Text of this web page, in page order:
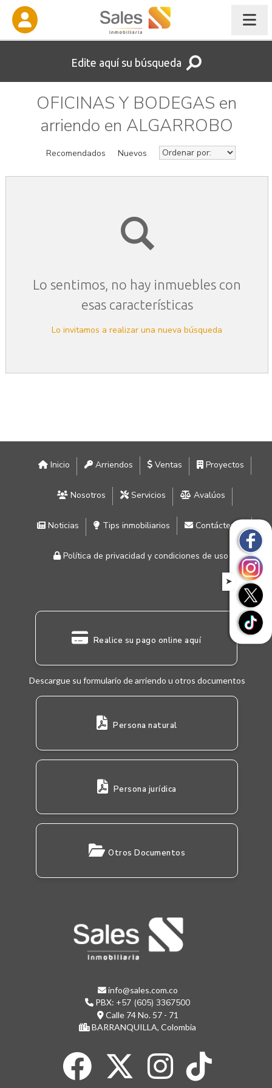
Edite aquí su búsqueda
OFICINAS Y BODEGAS en
arriendo en ALGARROBO
Recomendados Nuevos
Lo sentimos, no hay inmuebles con
esas características
Lo invitamos a realizar una nueva búsqueda
Inicio Arriendos Ventas Proyectos
Nosotros Servicios Avalúos
Noticias Tips inmobiliarios Contáctenos
Política de privacidad y condiciones de uso
Realice su pago online aquí
Descargue su formulario de arriendo u otros documentos
Persona natural
Persona jurídica
Otros Documentos
info@sales.com.co
PBX: +57 (605) 3367500
Calle 74 No. 57 - 71
BARRANQUILLA, Colombia
➤